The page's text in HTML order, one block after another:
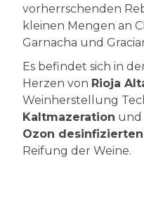
vorherrschenden
kleinen Mengen an
Garnacha und
Es befindet sich in
Herzen von Rioja
Weinherstellung
Kaltmazeration und
Ozon
Reifung der Weine.